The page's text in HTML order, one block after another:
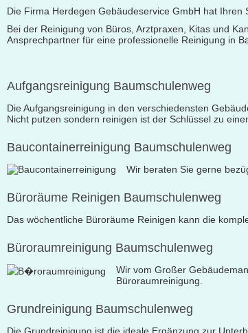
Die Firma Herdegen Gebäudeservice GmbH hat
Bei der Reinigung von Büros, Arztpraxen, Kitas und
Ansprechpartner für eine professionelle Reinigung in
Aufgangsreinigung Baumschulenweg
Die Aufgangsreinigung in den verschiedensten
Nicht putzen sondern reinigen ist der Schlüssel zu
Baucontainerreinigung Baumschulenweg
Wir beraten Sie gerne
Büroräume Reinigen Baumschulenweg
Das wöchentliche Büroräume Reinigen kann die
Büroraumreinigung Baumschulenweg
Wir vom Großer
Büroraumreinigung.
Grundreinigung Baumschulenweg